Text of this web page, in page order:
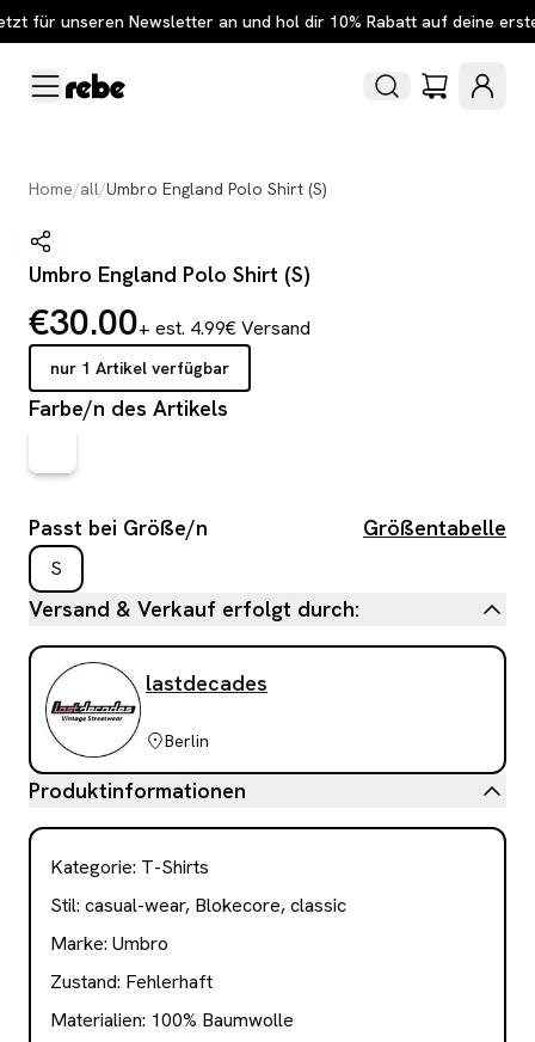
für unseren Newsletter an und hol dir 10% Rabatt auf deine
Home/all/Umbro England Polo Shirt (S)
Umbro England Polo Shirt (S)
€30.00+ est. 4.99€ Versand
nur 1 Artikel verfügbar
Farbe/n des Artikels
Passt bei Größe/n Größentabelle
S
Versand & Verkauf erfolgt durch:
lastdecades
Berlin
Produktinformationen
Kategorie: T-Shirts
Stil: casual-wear, Blokecore, classic
Marke: Umbro
Zustand: Fehlerhaft
Materialien: 100% Baumwolle